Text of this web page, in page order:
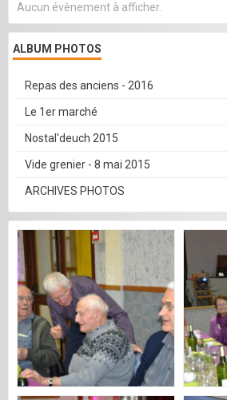
Aucun évènement à afficher.
ALBUM PHOTOS
Repas des anciens - 2016
Le 1er marché
Nostal'deuch 2015
Vide grenier - 8 mai 2015
ARCHIVES PHOTOS